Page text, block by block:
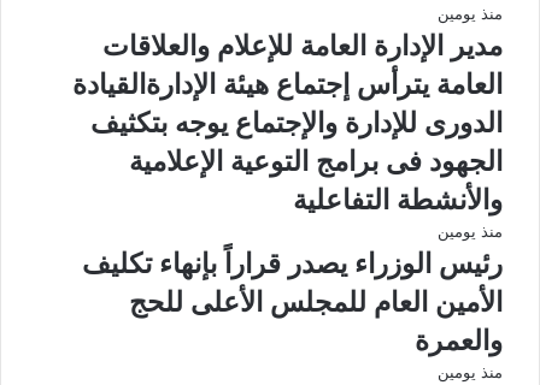
منذ يومين
مدير الإدارة العامة للإعلام والعلاقات
العامة يترأس إجتماع هيئة الإدارةالقيادة
الدورى للإدارة والإجتماع يوجه بتكثيف
الجهود فى برامج التوعية الإعلامية
والأنشطة التفاعلية
منذ يومين
رئيس الوزراء يصدر قراراً بإنهاء تكليف
الأمين العام للمجلس الأعلى للحج
والعمرة
منذ يومين